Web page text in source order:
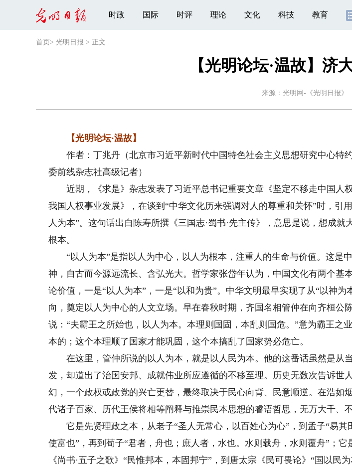
时政 国际 时评 理论 文化 科技 教育
首页 > 光明日报 > 正文
【光明论坛·温故】济
来源： 光明网-《光明日报》
【光明论坛·温故】
作者：丁兆丹（北京市习近平新时代中国特色社会主义思想研究中心特
委前线杂志社高级记者）
近期，《求是》杂志发表了习近平总书记重要文章《坚定不移走中国人
我国人权事业发展》，在谈到“中华文化历来强调对人的尊重和关怀”时，引
人为本”。这句话出自陈寿所撰《三国志·蜀书·先主传》，意思是说，想成就
根本。
“以人为本”是指以人为中心，以人为根本，注重人的生命与价值。这是
神，自古而今源远流长、含弘光大。哲学家张岱年认为，中国文化有两个基
论价值，一是“以人为本”，一是“以和为贵”。中华文明最早实现了从“以神为
向，奠定以人为中心的人文立场。早在春秋时期，齐国名相管仲在向齐桓公
说：“夫霸王之所始也，以人为本。本理则国固，本乱则国危。”意为霸王之
本的；这个本理顺了国家才能巩固，这个本搞乱了国家势必危亡。
在这里，管仲所说的以人为本，就是以人民为本。他的这番话虽然是从
发，却道出了治国安邦、成就伟业所应遵循的不移至理。历史无数次告诉世
幻，一个政权或政党的兴亡更替，最终取决于民心向背、民意顺逆。在浩如
代诸子百家、历代王侯将相等阐释与推崇民本思想的睿语哲思，无万大千、不
它是先贤理政之本，从老子“圣人无常心，以百姓心为心”，到孟子“易其
使富也”，再到荀子“君者，舟也；庶人者，水也。水则载舟，水则覆舟”；它
《尚书·五子之歌》“民惟邦本，本固邦宁”，到唐太宗《民可畏论》“国以民